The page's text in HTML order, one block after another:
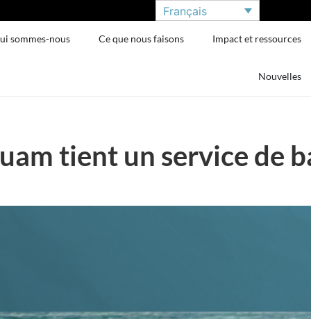
Français
sommes-nous Ce que nous faisons Impact et ressources
Nouvelles
tient un service de